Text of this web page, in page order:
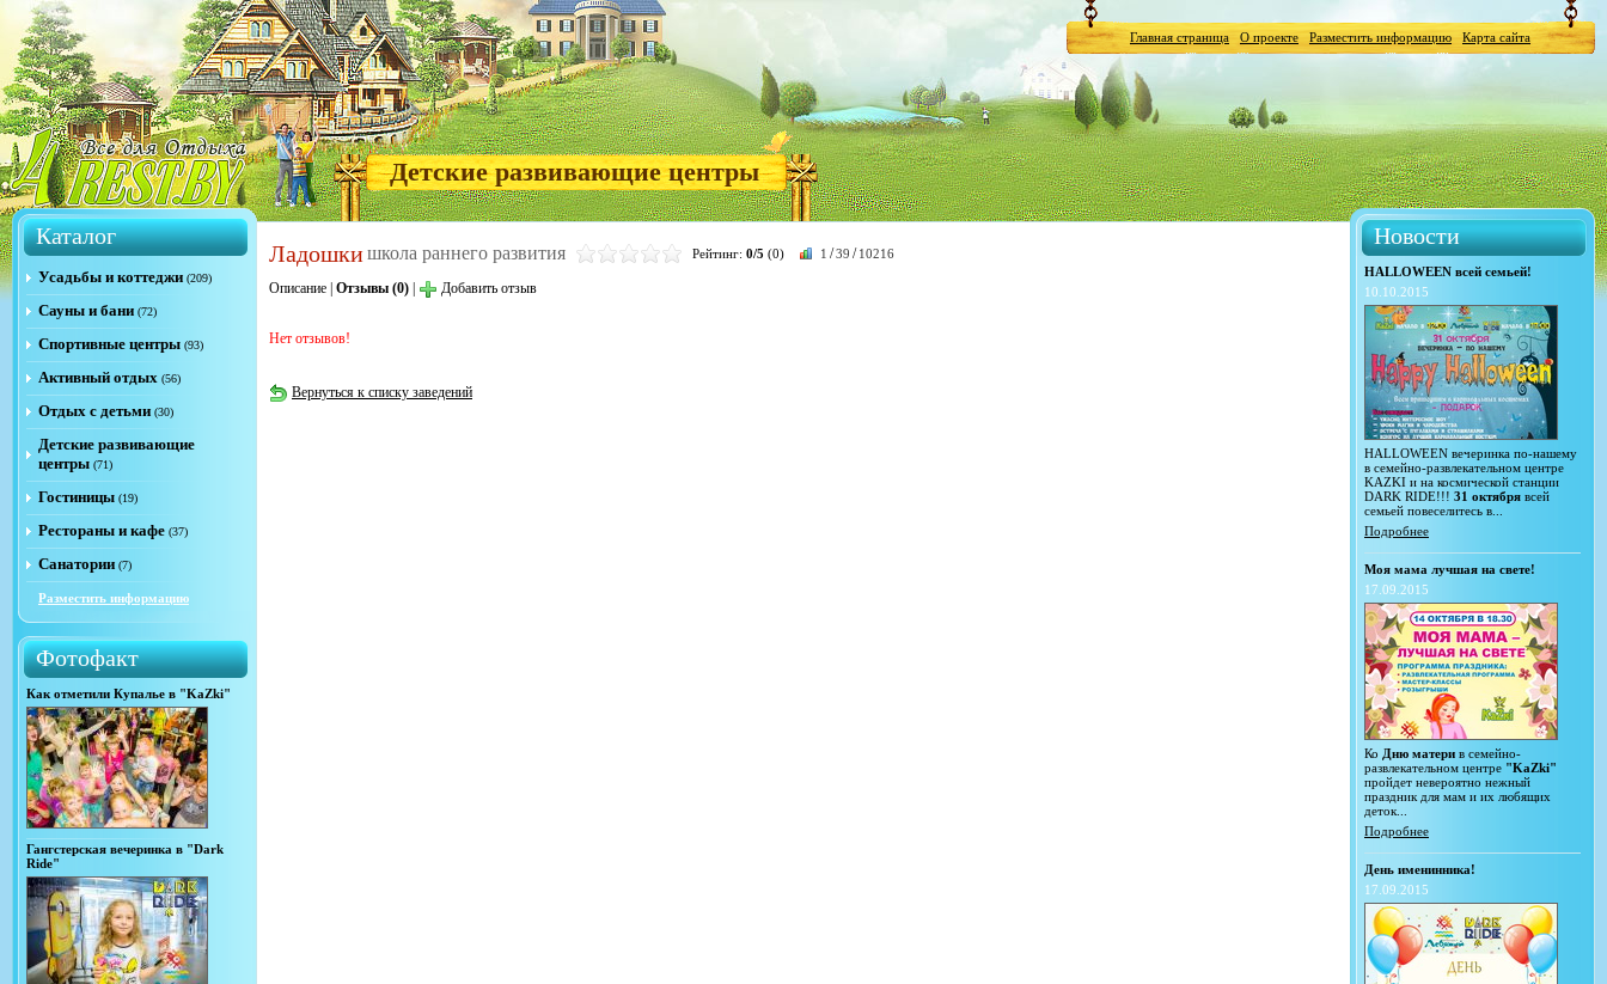
Главная страница О проекте Разместить информацию Карта сайта
Детские развивающие центры
Каталог
Усадьбы и коттеджи (209)
Сауны и бани (72)
Спортивные центры (93)
Активный отдых (56)
Отдых с детьми (30)
Детские развивающие
центры (71)
Гостиницы (19)
Рестораны и кафе (37)
Санатории (7)
Разместить информацию
Фотофакт
Как отметили Купалье в "KaZki"
Гангстерская вечеринка в "Dark
Ride"
Ладошкишкола раннего развития Рейтинг: 0/5 (0) 1 /39 / 10216
Описание Отзывы (0) Добавить отзыв
Нет отзывов!
Вернуться к списку заведений
Новости
HALLOWEEN всей семьей!
10.10.2015
HALLOWEEN вечеринка по-нашему
в семейно-развлекательном центре
KAZKI и на космической станции
DARK RIDE!!! 31 октября всей
семьей повеселитесь в...
Подробнее
Моя мама лучшая на свете!
17.09.2015
Ко Дню матери в семейно-
развлекательном центре "KaZki"
пройдет невероятно нежный
праздник для мам и их любящих
деток...
Подробнее
День именинника!
17.09.2015